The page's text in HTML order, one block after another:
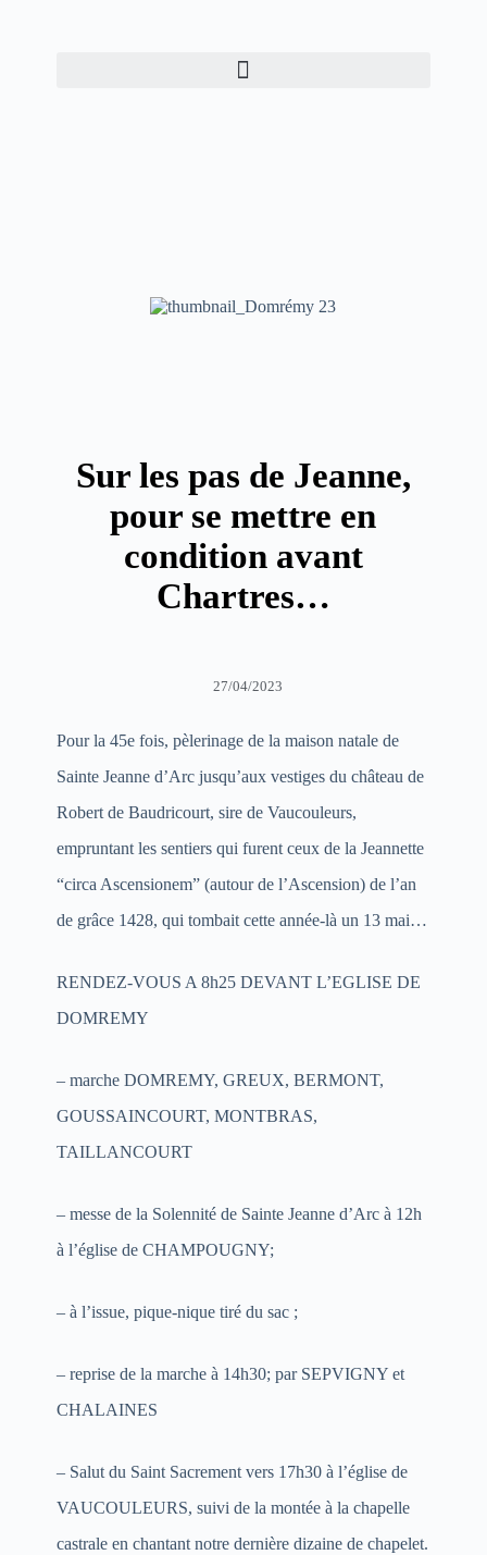
Sur les pas de Jeanne,
pour se mettre en
condition avant
Chartres…
27/04/2023
Pour la 45e fois, pèlerinage de la maison natale de
Sainte Jeanne d’Arc jusqu’aux vestiges du château de
Robert de Baudricourt, sire de Vaucouleurs,
empruntant les sentiers qui furent ceux de la Jeannette
“circa Ascensionem” (autour de l’Ascension) de l’an
de grâce 1428, qui tombait cette année-là un 13 mai…
RENDEZ-VOUS A 8h25 DEVANT L’EGLISE DE
DOMREMY
– marche DOMREMY, GREUX, BERMONT,
GOUSSAINCOURT, MONTBRAS,
TAILLANCOURT
– messe de la Solennité de Sainte Jeanne d’Arc à 12h
à l’église de CHAMPOUGNY;
– à l’issue, pique-nique tiré du sac ;
– reprise de la marche à 14h30; par SEPVIGNY et
CHALAINES
– Salut du Saint Sacrement vers 17h30 à l’église de
VAUCOULEURS, suivi de la montée à la chapelle
castrale en chantant notre dernière dizaine de chapelet.